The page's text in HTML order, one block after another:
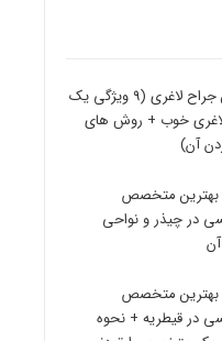
بهترین جراح لاغری (9 ویژگی یک
خوب + روش های
آن)
متخصص
در چیذر و نواحی
متخصص
در قیطریه + نحوه